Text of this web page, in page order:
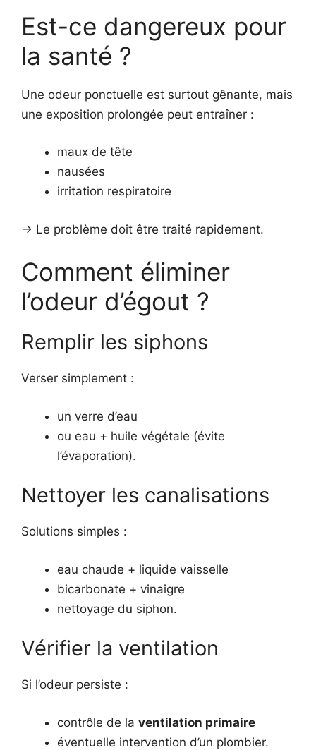
Est-ce dangereux pour
la santé ?
Une odeur ponctuelle est surtout gênante, mais
une exposition prolongée peut entraîner :
maux de tête
nausées
irritation respiratoire
-> Le problème doit être traité rapidement.
Comment éliminer
l’odeur d’égout ?
Remplir les siphons
Verser simplement :
un verre d’eau
ou eau + huile végétale (évite
l’évaporation).
Nettoyer les canalisations
Solutions simples :
eau chaude + liquide vaisselle
bicarbonate + vinaigre
nettoyage du siphon.
Vérifier la ventilation
Si l’odeur persiste :
contrôle de la ventilation primaire
éventuelle intervention d’un plombier.